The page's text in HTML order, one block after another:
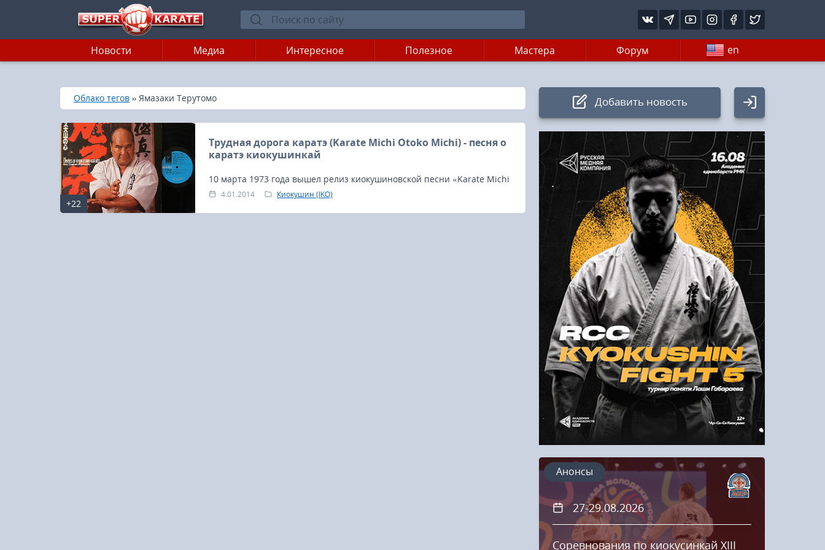
Новости Медиа Интересное Полезное Мастера Форум en
Главная
»
Облако тегов » Ямазаки Терутомо
+22
Трудная дорога каратэ (Karate Michi Otoko Michi) - песня о
каратэ киокушинкай
10 марта 1973 года вышел релиз киокушиновской песни «Karate Michi
Otoko Michi» (空手道おとこ道), в исполнении первого Чемпиона Японии
4.01.2014 Киокушин (IKO)
Добавить новость
Авторизация
Логин:
Пароль
Войти
Напомнить пароль
Регистрация
27-29.08.2026
Соревнования по киокусинкай XIII
Анонсы